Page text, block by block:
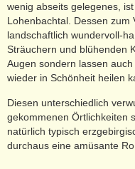
wenig abseits gelegenes,
Lohenbachtal. Dessen zum
landschaftlich wundervoll-
Sträuchern und blühenden
Augen sondern lassen
wieder in Schönheit heilen
Diesen unterschiedlich
gekommenen Örtlichkeiten
natürlich typisch
durchaus eine amüsante